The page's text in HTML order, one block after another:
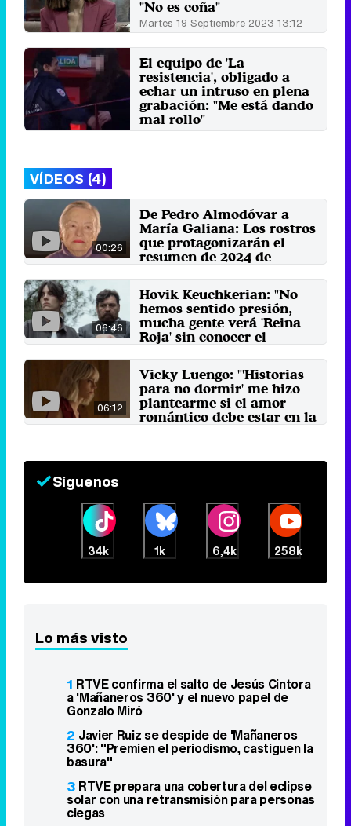
"No es coña"
Martes 19 Septiembre 2023 13:12
El equipo de 'La
resistencia', obligado a
echar un intruso en plena
grabación: "Me está dando
mal rollo"
Miércoles 11 Enero 2023 01:48
VÍDEOS (4)
00:26
De Pedro Almodóvar a
María Galiana: Los rostros
que protagonizarán el
resumen de 2024 de
'Telediario'
26 de diciembre 2024
06:46
Hovik Keuchkerian: "No
hemos sentido presión,
mucha gente verá 'Reina
Roja' sin conocer el
universo"
29 de febrero 2024
06:12
Vicky Luengo: "'Historias
para no dormir' me hizo
plantearme si el amor
romántico debe estar en la
cúspide"
Síguenos
34k 1k 6,4k 258k
Lo más visto
1 RTVE confirma el salto de Jesús Cintora
a 'Mañaneros 360' y el nuevo papel de
Gonzalo Miró
2 Javier Ruiz se despide de 'Mañaneros
360': "Premien el periodismo, castiguen la
basura"
3 RTVE prepara una cobertura del eclipse
solar con una retransmisión para personas
ciegas